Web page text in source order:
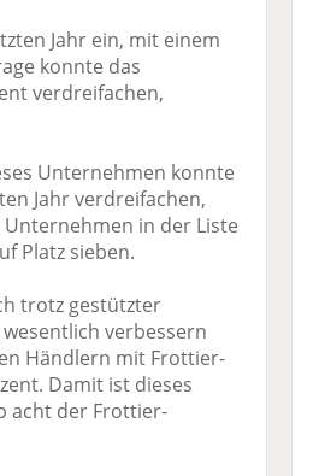
Jahr ein, mit einem
konnte das
verdreifachen,
Unternehmen konnte
Jahr verdreifachen,
in der Liste
Platz sieben.
trotz gestützter
verbessern
Händlern mit Frottier-
Damit ist dieses
acht der Frottier-